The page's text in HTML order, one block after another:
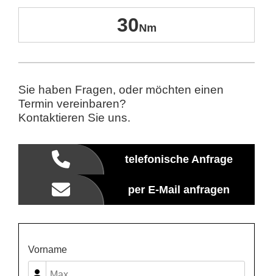
30
Sie haben Fragen, oder möchten einen
Termin vereinbaren?
Kontaktieren Sie uns.
telefonische Anfrage
per E-Mail anfragen
Vorname